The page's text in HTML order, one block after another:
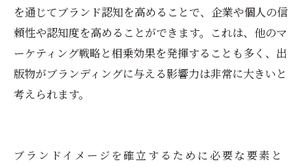
を通じてブランド認知を高めることで、企業や個人の信
頼性や認知度を高めることができます。これは、他のマ
ーケティング戦略と相乗効果を発揮することも多く、出
版物がブランディングに与える影響力は非常に大きいと
考えられます。
ブランドイメージを確立するために必要な要素と